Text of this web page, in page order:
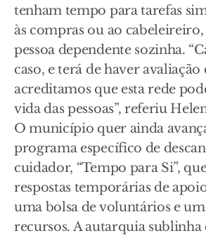
tenham tempo para tarefas
às compras ou ao
pessoa dependente sozinha.
caso, e terá de haver
acreditamos que esta rede
vida das pessoas”, referiu
O município quer ainda
programa específico de
cuidador, “Tempo para Si”,
respostas temporárias de
uma bolsa de voluntários e
recursos. A autarquia sublinha